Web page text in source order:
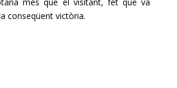
conseqüent victòria.